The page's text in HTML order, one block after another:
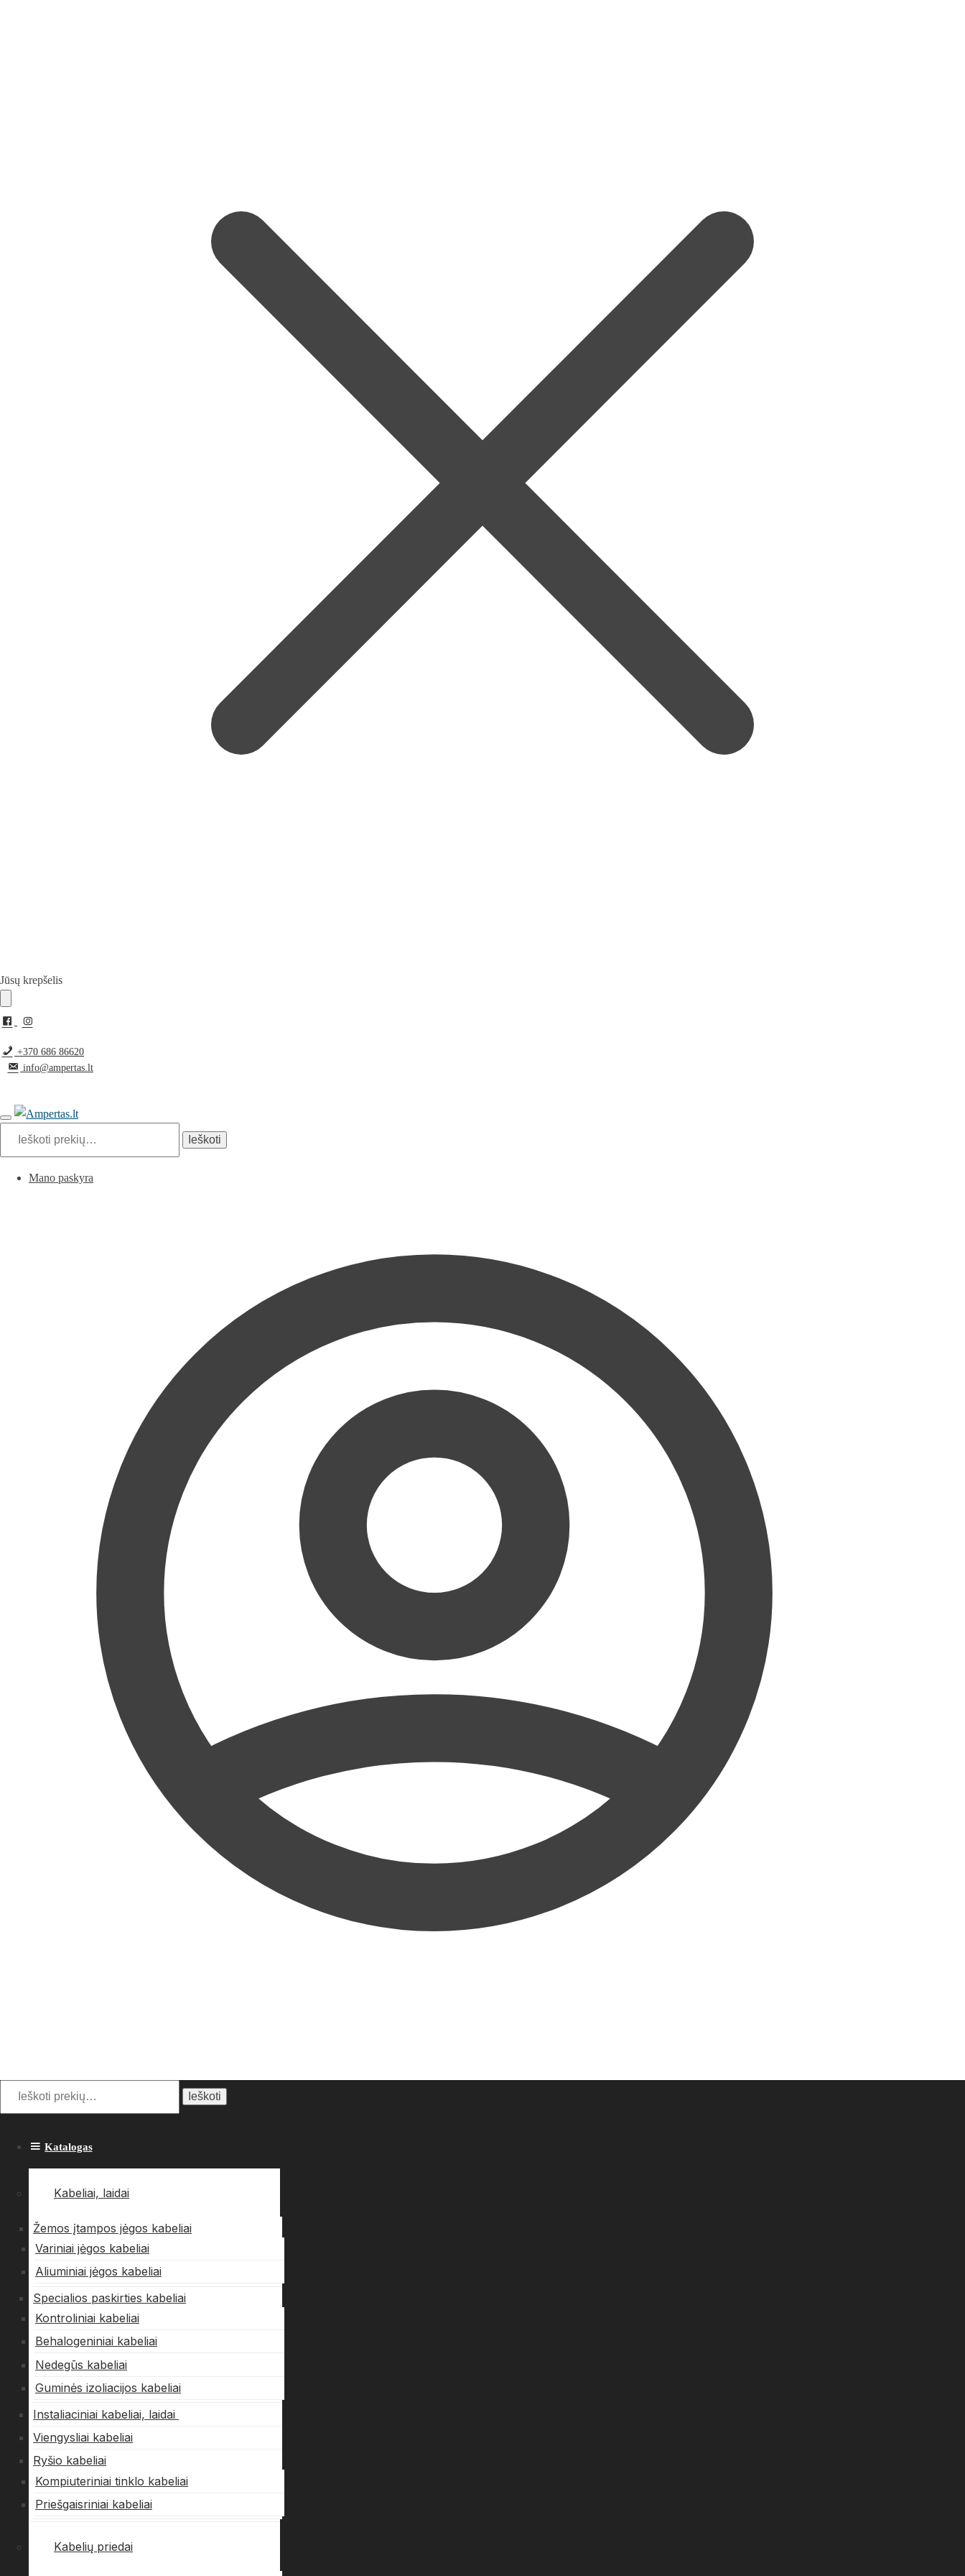
Jūsų krepšelis
+370 686 86620
info@ampertas.lt
Ieškoti
Mano paskyra
Ieškoti
Katalogas
Kabeliai, laidai
Žemos įtampos jėgos kabeliai
Variniai jėgos kabeliai
Aliuminiai jėgos kabeliai
Specialios paskirties kabeliai
Kontroliniai kabeliai
Behalogeniniai kabeliai
Nedegūs kabeliai
Guminės izoliacijos kabeliai
Instaliaciniai kabeliai, laidai
Viengysliai kabeliai
Ryšio kabeliai
Kompiuteriniai tinklo kabeliai
Priešgaisriniai kabeliai
Kabelių priedai